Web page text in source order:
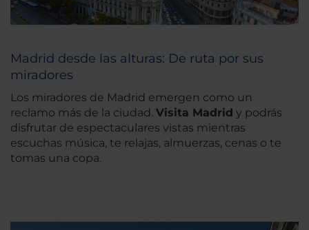
Madrid desde las alturas: De ruta por sus
miradores
Los miradores de Madrid emergen como un
reclamo más de la ciudad. Visita Madrid y podrás
disfrutar de espectaculares vistas mientras
escuchas música, te relajas, almuerzas, cenas o te
tomas una copa.